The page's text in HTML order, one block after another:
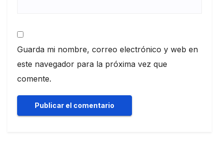
Guarda mi nombre, correo electrónico y web en
este navegador para la próxima vez que
comente.